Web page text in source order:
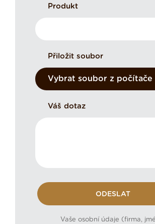
Produkt
Přiložit soubor
Vybrat soubor z počítače
Váš dotaz
Vaše osobní údaje (firma,